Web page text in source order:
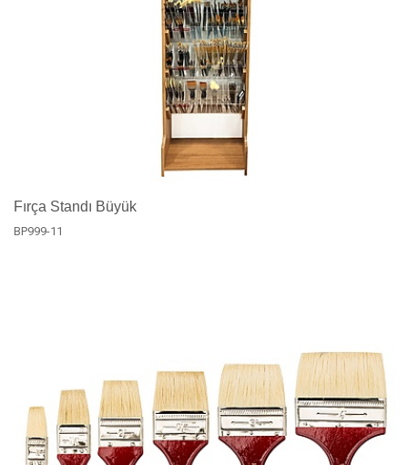
Fırça Standı Büyük
BP999-11